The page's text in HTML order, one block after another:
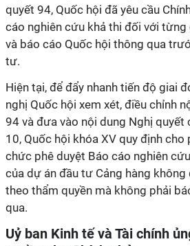
quyết 94, Quốc hội đã yêu cầu
cáo nghiên cứu khả thi đối với
và báo cáo Quốc hội thông qua
tư.
Hiện tại, để đẩy nhanh tiến độ giai
nghị Quốc hội xem xét, điều chỉnh
94 và đưa vào nội dung Nghị quyết
10, Quốc hội khóa XV quy định cho
chức phê duyệt Báo cáo nghiên
của dự án đầu tư Cảng hàng
theo thẩm quyền mà không phải
qua.
Uỷ ban Kinh tế và Tài chính